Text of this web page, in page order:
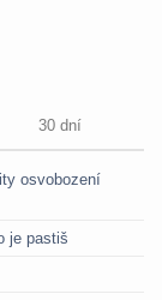
30 dní
osvobození
je pastiš